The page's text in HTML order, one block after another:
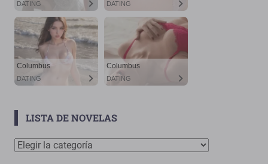
LISTA DE NOVELAS
Lista